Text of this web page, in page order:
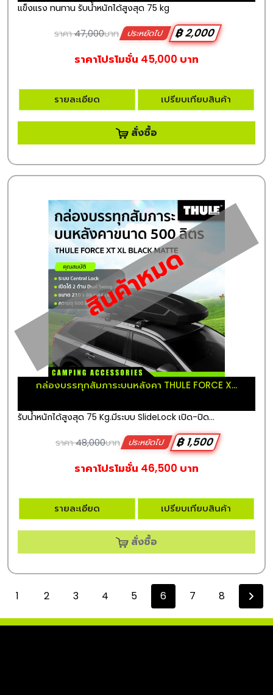
แข็งแรง ทนทาน รับน้ำหนักได้สูงสุด 75 kg
ราคา47,000บาท ประหยัดไป
฿ 2,000
ราคาโปรโมชั่น 45,000 บาท
รายละเอียด เปรียบเทียบสินค้า
สั่งซื้อ
สินค้าหมด
กล่องบรรทุกสัมภาระบนหลังคา THULE FORCE X...
รับน้ำหนักได้สูงสุด 75 Kg.มีระบบ SlideLock เปิด-ปิด...
ราคา48,000บาท ประหยัดไป
฿ 1,500
ราคาโปรโมชั่น 46,500 บาท
รายละเอียด เปรียบเทียบสินค้า
สั่งซื้อ
1 2 3 4 5 6 7 8